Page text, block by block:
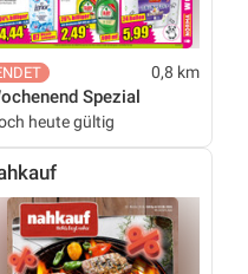
0,8 km
Spezial
heute gültig